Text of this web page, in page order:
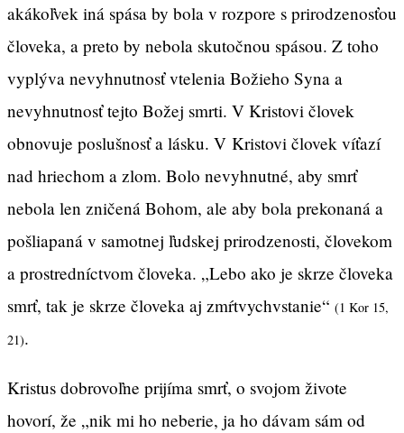
akákoľvek iná spása by bola v rozpore s prirodzenosťou
človeka, a preto by nebola skutočnou spásou. Z toho
vyplýva nevyhnutnosť vtelenia Božieho Syna a
nevyhnutnosť tejto Božej smrti. V Kristovi človek
obnovuje poslušnosť a lásku. V Kristovi človek víťazí
nad hriechom a zlom. Bolo nevyhnutné, aby smrť
nebola len zničená Bohom, ale aby bola prekonaná a
pošliapaná v samotnej ľudskej prirodzenosti, človekom
a prostredníctvom človeka. „Lebo ako je skrze človeka
smrť, tak je skrze človeka aj zmŕtvychvstanie“ (1 Kor 15,
21).
Kristus dobrovoľne prijíma smrť, o svojom živote
hovorí, že „nik mi ho neberie, ja ho dávam sám od